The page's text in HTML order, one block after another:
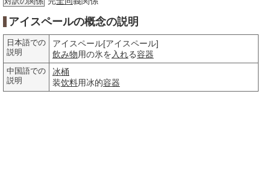
アイスペールの概念の説明
日本語での
説明
アイスペール[アイスペール]
飲み物用の氷を 入れる容器
中国語での
説明
冰桶
装饮料用冰的容器